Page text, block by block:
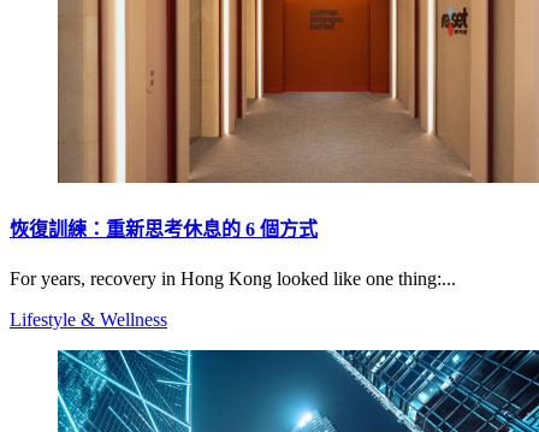
恢復訓練：重新思考休息的 6 個方式
For years, recovery in Hong Kong looked like one thing:...
Lifestyle & Wellness